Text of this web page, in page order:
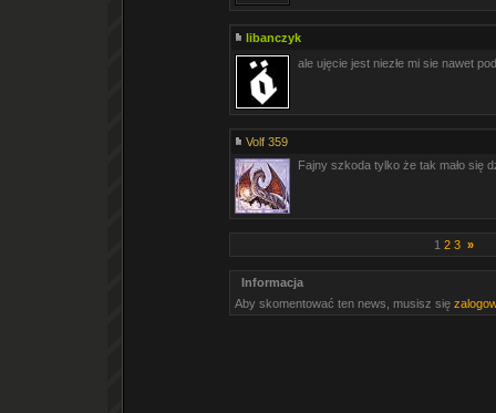
libanczyk
ale ujęcie jest niezłe mi sie nawet
Volf 359
Fajny szkoda tylko że tak mało się
1 2 3 »
Informacja
Aby skomentować ten news, musisz się